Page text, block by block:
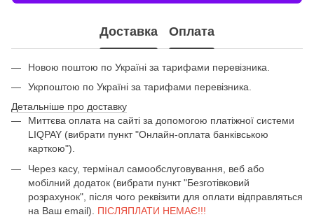
Доставка Оплата
Новою поштою по Україні за тарифами перевізника.
Укрпоштою по Україні за тарифами перевізника.
Детальніше про доставку
Миттєва оплата на сайті за допомогою платіжної системи
LIQPAY (вибрати пункт "Онлайн-оплата банківською
карткою").
Через касу, термінал самообслуговування, веб або
мобілний додаток (вибрати пункт "Безготівковий
розрахунок", після чого реквізити для оплати відправляться
на Ваш email). ПІСЛЯПЛАТИ НЕМАЄ!!!